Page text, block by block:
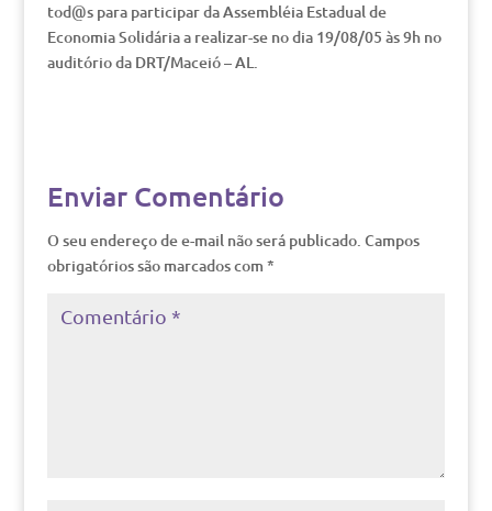
tod@s para participar da Assembléia Estadual de
Economia Solidária a realizar-se no dia 19/08/05 às 9h no
auditório da DRT/Maceió – AL.
Enviar Comentário
O seu endereço de e-mail não será publicado. Campos
obrigatórios são marcados com *